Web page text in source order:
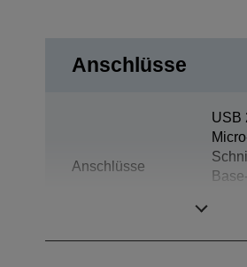
Anschlüsse
Anschlüsse
USB